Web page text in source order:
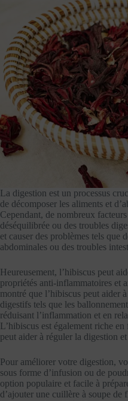
La digestion est un processus
de décomposer les aliments et
Cependant, de nombreux
déséquilibrée ou des troubles
et causer des problèmes tels que
abdominales ou des troubles
Heureusement, l’hibiscus peut
propriétés anti-inflammatoires et
montré que l’hibiscus peut aider
digestifs tels que les
réduisant l’inflammation et en
L’hibiscus est également riche
peut aider à réguler la digestion
Pour améliorer votre digestion,
sous forme d’infusion ou de
option populaire et facile à
d’ajouter une cuillère à soupe de